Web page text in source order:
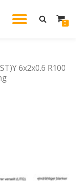
0
6x2x0.6 R100